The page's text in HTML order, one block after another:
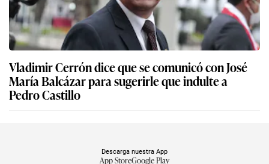
Vladimir Cerrón dice que se comunicó con José
María Balcázar para sugerirle que indulte a
Pedro Castillo
Descarga nuestra App
App StoreGoogle Play